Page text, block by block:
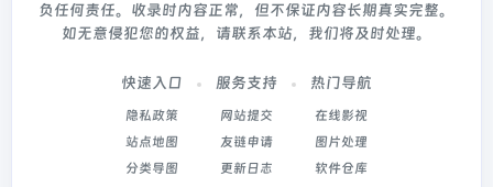
负任何责任。收录时内容正常，但不保证内容长期真实完整。
如无意侵犯您的权益，请联系本站，我们将及时处理。
快速入口
隐私政策
站点地图
分类导图
服务支持
网站提交
友链申请
更新日志
热门导航
在线影视
图片处理
软件仓库